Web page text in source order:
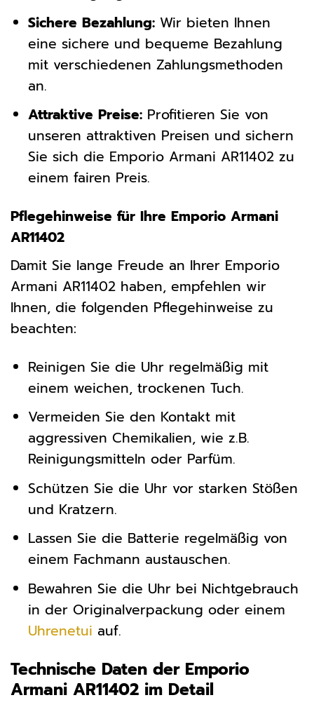
Sichere Bezahlung:Wir bieten Ihnen
eine sichere und bequeme Bezahlung
mit verschiedenen Zahlungsmethoden
an.
Attraktive Preise:Profitieren Sie von
unseren attraktiven Preisen und sichern
Sie sich die Emporio Armani AR11402 zu
einem fairen Preis.
Pflegehinweise für Ihre Emporio Armani
AR11402
Damit Sie lange Freude an Ihrer Emporio
Armani AR11402 haben, empfehlen wir
Ihnen, die folgenden Pflegehinweise zu
beachten:
Reinigen Sie die Uhr regelmäßig mit
einem weichen, trockenen Tuch.
Vermeiden Sie den Kontakt mit
aggressiven Chemikalien, wie z.B.
Reinigungsmitteln oder Parfüm.
Schützen Sie die Uhr vor starken Stößen
und Kratzern.
Lassen Sie die Batterie regelmäßig von
einem Fachmann austauschen.
Bewahren Sie die Uhr bei Nichtgebrauch
in der Originalverpackung oder einem
Uhrenetui auf.
Technische Daten der Emporio
Armani AR11402 im Detail